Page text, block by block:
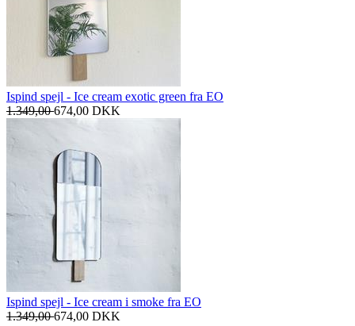
Ispind spejl - Ice cream exotic green fra EO
1.349,00674,00 DKK
Ispind spejl - Ice cream i smoke fra EO
1.349,00674,00 DKK